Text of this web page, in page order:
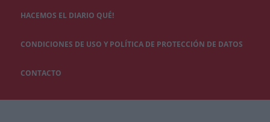
HACEMOS EL DIARIO QUÉ!
CONDICIONES DE USO Y POLÍTICA DE PROTECCIÓN DE DATOS
CONTACTO